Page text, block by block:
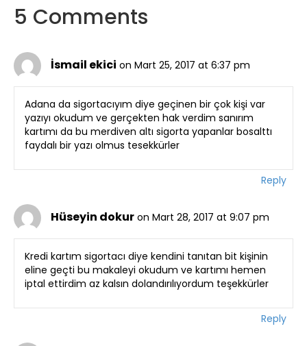
5 Comments
İsmail ekici on Mart 25, 2017 at 6:37 pm
Adana da sigortacıyım diye geçinen bir çok kişi var
yazıyı okudum ve gerçekten hak verdim sanırım
kartımı da bu merdiven altı sigorta yapanlar bosalttı
faydalı bir yazı olmus tesekkürler
Reply
Hüseyin dokur on Mart 28, 2017 at 9:07 pm
Kredi kartım sigortacı diye kendini tanıtan bit kişinin
eline geçti bu makaleyi okudum ve kartımı hemen
iptal ettirdim az kalsın dolandırılıyordum teşekkürler
Reply